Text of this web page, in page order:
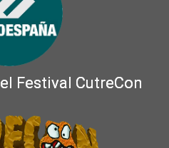
Festival CutreCon